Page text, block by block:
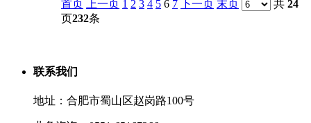
首页 上一页 1 2 3 4 5 6 7 下一页 末页 共 24
页232条
联系我们
地址：合肥市蜀山区赵岗路100号